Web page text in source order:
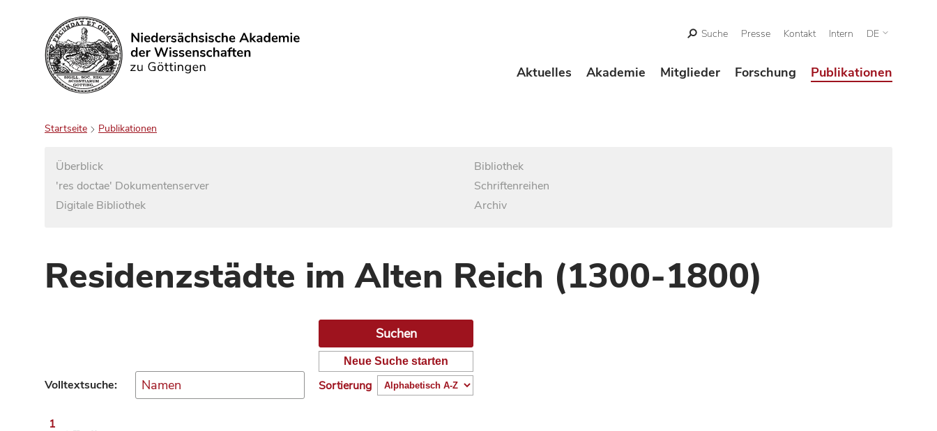
Suchen
Suche Presse Kontakt Intern DE
Aktuelles Akademie Mitglieder Forschung Publikationen
Startseite Publikationen
Überblick
'res doctae' Dokumentenserver
Digitale Bibliothek
Bibliothek
Schriftenreihen
Archiv
Residenzstädte im Alten Reich (1300-1800)
Volltextsuche:
Neue Suche starten
Sortierung
1